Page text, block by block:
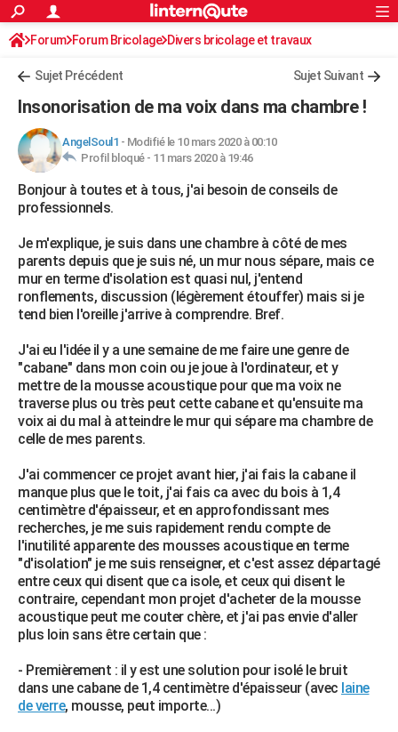
ACTUALITÉS
Politique
Société
Faits Divers
Education
Monde
Villes
+
FINANCE
Retraite
Impôts
Epargne
Immobilier
Risques naturels par ville
Banque
Assurance
Crédit
AUTO
Essais
Réserver un essai
Citadines
Berlines
SUV
Forum auto
+HIGH-TECH
BRICOLAGE
Forum
Aménagement intérieur
Extérieur
Cuisine
Salle de bains
Jardinage
Rangement
WEEK-END
Guides de France
Escapades
Patrimoine
Expositions
Musées
Week-end nature
+LIFESTYLE
Art de vivre
Bien-être
Loisirs
ModeModes de vie
SANTE
Alimentation
Guide de la santé
Maladies
Médicaments
Sommeil
VOYAGE
Destinations
City break
Voyage nature
Voyage de noces
Forum
Climat
+PHOTO
BONS PLANS
CARTE DE VOEUX
Carte de Noël
Carte Bonne année
Carte Saint-Valentin
Carte Pâques
Carte d'anniversaire
DICTIONNAIRE
Dictionnaire
Biographies
Citations
Expressions
Proverbes
PROGRAMME TV
COPAINS D'AVANT
S'inscrire
Se connecter
Lycées
Collèges
Primaires
Universités
Entreprises
Service militaire
Avis de recherche
AVIS DE DÉCÈS
FORUM
Rechercher
S'inscrire
Connexion
Forum Forum Bricolage Divers bricolage et travaux
Sujet Précédent Sujet Suivant
Insonorisation de ma voix dans ma chambre !
AngelSoul1 - Modifié le 10 mars 2020 à 00:10
Profil bloqué - 11 mars 2020 à 19:46
Bonjour à toutes et à tous, j'ai besoin de conseils de
professionnels.
Je m'explique, je suis dans une chambre à côté de mes
parents depuis que je suis né, un mur nous sépare, mais ce
mur en terme d'isolation est quasi nul, j'entend
ronflements, discussion (légèrement étouffer) mais si je
tend bien l'oreille j'arrive à comprendre. Bref.
J'ai eu l'idée il y a une semaine de me faire une genre de
"cabane" dans mon coin ou je joue à l'ordinateur, et y
mettre de la mousse acoustique pour que ma voix ne
traverse plus ou très peut cette cabane et qu'ensuite ma
voix ai du mal à atteindre le mur qui sépare ma chambre de
celle de mes parents.
J'ai commencer ce projet avant hier, j'ai fais la cabane il
manque plus que le toit, j'ai fais ca avec du bois à 1,4
centimètre d'épaisseur, et en approfondissant mes
recherches, je me suis rapidement rendu compte de
l'inutilité apparente des mousses acoustique en terme
"d'isolation" je me suis renseigner, et c'est assez départagé
entre ceux qui disent que ca isole, et ceux qui disent le
contraire, cependant mon projet d'acheter de la mousse
acoustique peut me couter chère, et j'ai pas envie d'aller
plus loin sans être certain que :
- Premièrement : il y est une solution pour isolé le bruit
dans une cabane de 1,4 centimètre d'épaisseur (avec laine
de verre, mousse, peut importe...)